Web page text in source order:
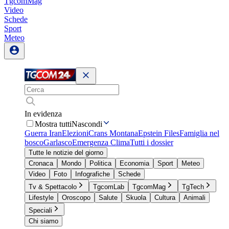
Video
Schede
Sport
Meteo
In evidenza
Mostra tuttiNascondi
Guerra IranElezioniCrans MontanaEpstein FilesFamiglia nel
boscoGarlascoEmergenza ClimaTutti i dossier
Tutte le notizie del giorno
Cronaca
Mondo Politica Economia Sport
Meteo
Video
Foto Infografiche
Schede
Tv & Spettacolo
TgcomLab TgcomMag
TgTech
Lifestyle
Oroscopo Salute Skuola Cultura
Animali
Speciali
Chi siamo